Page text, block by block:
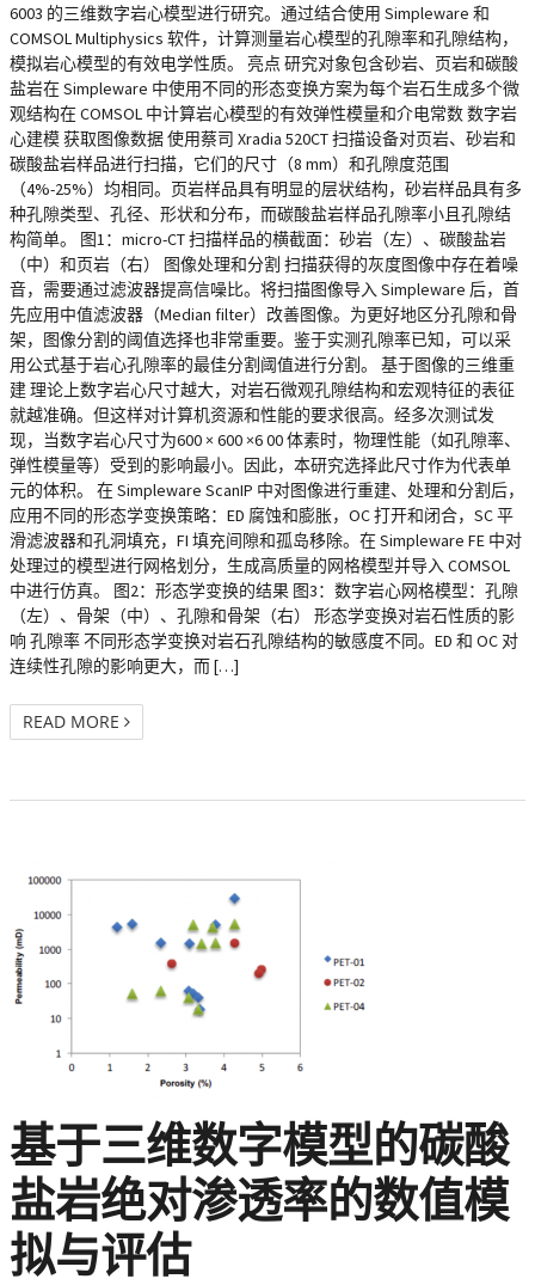
6003 的三维数字岩心模型进行研究。通过结合使用 Simpleware 和
COMSOL Multiphysics 软件，计算测量岩心模型的孔隙率和孔隙结构，
模拟岩心模型的有效电学性质。 亮点 研究对象包含砂岩、页岩和碳酸
盐岩在 Simpleware 中使用不同的形态变换方案为每个岩石生成多个微
观结构在 COMSOL 中计算岩心模型的有效弹性模量和介电常数 数字岩
心建模 获取图像数据 使用蔡司 Xradia 520CT 扫描设备对页岩、砂岩和
碳酸盐岩样品进行扫描，它们的尺寸（8 mm）和孔隙度范围
（4%-25%）均相同。页岩样品具有明显的层状结构，砂岩样品具有多
种孔隙类型、孔径、形状和分布，而碳酸盐岩样品孔隙率小且孔隙结
构简单。 图1：micro-CT 扫描样品的横截面：砂岩（左）、碳酸盐岩
（中）和页岩（右） 图像处理和分割 扫描获得的灰度图像中存在着噪
音，需要通过滤波器提高信噪比。将扫描图像导入 Simpleware 后，首
先应用中值滤波器（Median filter）改善图像。为更好地区分孔隙和骨
架，图像分割的阈值选择也非常重要。鉴于实测孔隙率已知，可以采
用公式基于岩心孔隙率的最佳分割阈值进行分割。 基于图像的三维重
建 理论上数字岩心尺寸越大，对岩石微观孔隙结构和宏观特征的表征
就越准确。但这样对计算机资源和性能的要求很高。经多次测试发
现，当数字岩心尺寸为600 × 600 ×6 00 体素时，物理性能（如孔隙率、
弹性模量等）受到的影响最小。因此，本研究选择此尺寸作为代表单
元的体积。 在 Simpleware ScanIP 中对图像进行重建、处理和分割后，
应用不同的形态学变换策略：ED 腐蚀和膨胀，OC 打开和闭合，SC 平
滑滤波器和孔洞填充，FI 填充间隙和孤岛移除。在 Simpleware FE 中对
处理过的模型进行网格划分，生成高质量的网格模型并导入 COMSOL
中进行仿真。 图2：形态学变换的结果 图3：数字岩心网格模型：孔隙
（左）、骨架（中）、孔隙和骨架（右） 形态学变换对岩石性质的影
响 孔隙率 不同形态学变换对岩石孔隙结构的敏感度不同。ED 和 OC 对
连续性孔隙的影响更大，而 […]
READ MORE
基于三维数字模型的碳酸
盐岩绝对渗透率的数值模
拟与评估